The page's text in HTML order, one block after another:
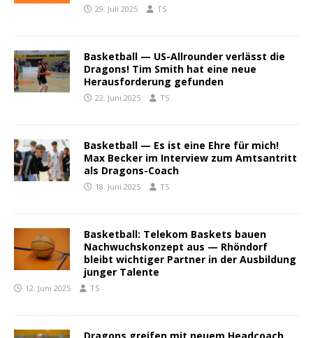
29. Juli 2025 TS
Basketball — US-Allrounder verlässt die
Dragons! Tim Smith hat eine neue
Herausforderung gefunden
22. Juni 2025 TS
Basketball — Es ist eine Ehre für mich!
Max Becker im Interview zum Amtsantritt
als Dragons-Coach
18. Juni 2025 TS
Basketball: Telekom Baskets bauen
Nachwuchskonzept aus — Rhöndorf
bleibt wichtiger Partner in der Ausbildung
junger Talente
12. Juni 2025 TS
Dragons greifen mit neuem Headcoach